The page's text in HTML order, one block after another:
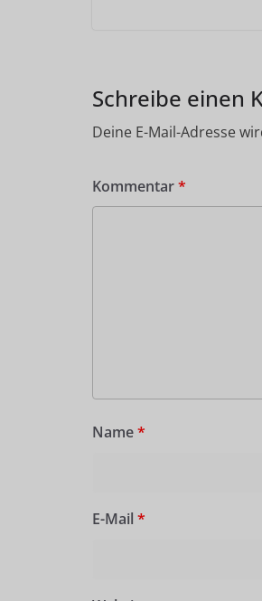
Schreibe einen
Deine E-Mail-Adresse
Kommentar*
Name*
E-Mail *